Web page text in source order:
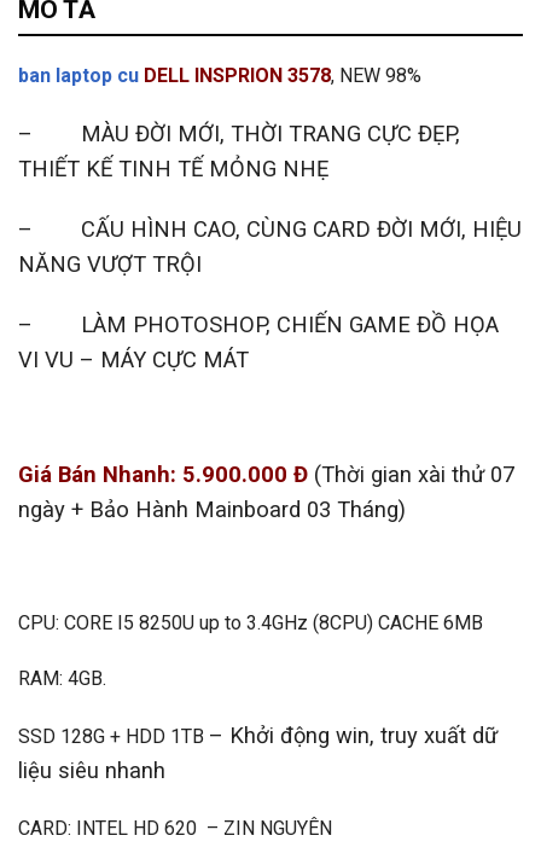
MÔ TẢ
ban laptop cu DELL INSPRION 3578, NEW 98%
– MÀU ĐỜI MỚI, THỜI TRANG CỰC ĐẸP,
THIẾT KẾ TINH TẾ MỎNG NHẸ
– CẤU HÌNH CAO, CÙNG CARD ĐỜI MỚI, HIỆU
NĂNG VƯỢT TRỘI
– LÀM PHOTOSHOP, CHIẾN GAME ĐỒ HỌA
VI VU – MÁY CỰC MÁT
Giá Bán Nhanh: 5.900.000 Đ (Thời gian xài thử 07
ngày + Bảo Hành Mainboard 03 Tháng)
CPU: CORE I5 8250U up to 3.4GHz (8CPU) CACHE 6MB
RAM: 4GB.
SSD 128G + HDD 1TB – Khởi động win, truy xuất dữ
liệu siêu nhanh
CARD: INTEL HD 620 – ZIN NGUYÊN